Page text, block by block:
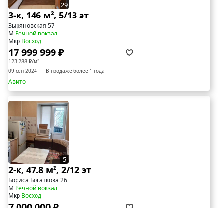
29
3-к, 146 м², 5/13 эт
Зыряновская 57
М Речной вокзал
Мкр Восход
17 999 999 ₽
123 288 ₽/м²
09 сен 2024 В продаже более 1 года
Авито
5
2-к, 47.8 м², 2/12 эт
Бориса Богаткова 26
М Речной вокзал
Мкр Восход